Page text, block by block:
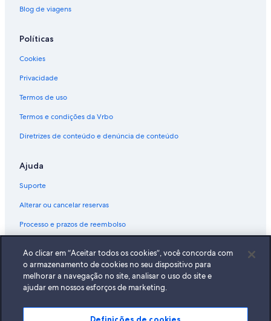
Blog de viagens
Políticas
Cookies
Privacidade
Termos de uso
Termos e condições da Vrbo
Diretrizes de conteúdo e denúncia de conteúdo
Ajuda
Suporte
Alterar ou cancelar reservas
Processo e prazos de reembolso
Documentos para viagens internacionais
Ao clicar em “Aceitar todos os cookies”, você concorda com
o armazenamento de cookies no seu dispositivo para
melhorar a navegação no site, analisar o uso do site e
ajudar em nossos esforços de marketing.